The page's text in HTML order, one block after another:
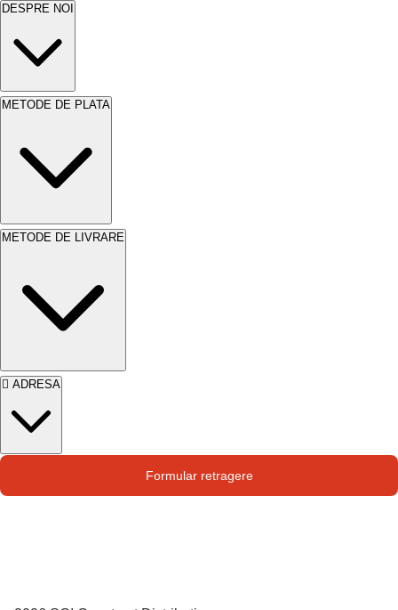
DESPRE NOI
METODE DE PLATA
METODE DE LIVRARE
ADRESA
Formular retragere